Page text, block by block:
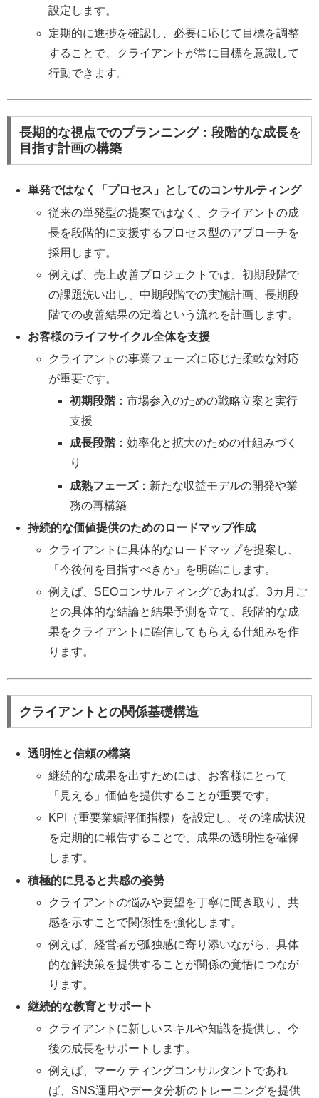
設定します。
定期的に進捗を確認し、必要に応じて目標を調整
することで、クライアントが常に目標を意識して
行動できます。
長期的な視点でのプランニング：段階的な成長を
目指す計画の構築
単発ではなく「プロセス」としてのコンサルティング
従来の単発型の提案ではなく、クライアントの成
長を段階的に支援するプロセス型のアプローチを
採用します。
例えば、売上改善プロジェクトでは、初期段階で
の課題洗い出し、中期段階での実施計画、長期段
階での改善結果の定着という流れを計画します。
お客様のライフサイクル全体を支援
クライアントの事業フェーズに応じた柔軟な対応
が重要です。
初期段階：市場参入のための戦略立案と実行
支援
成長段階：効率化と拡大のための仕組みづく
り
成熟フェーズ：新たな収益モデルの開発や業
務の再構築
持続的な価値提供のためのロードマップ作成
クライアントに具体的なロードマップを提案し、
「今後何を目指すべきか」を明確にします。
例えば、SEOコンサルティングであれば、3カ月ご
との具体的な結論と結果予測を立て、段階的な成
果をクライアントに確信してもらえる仕組みを作
ります。
クライアントとの関係基礎構造
透明性と信頼の構築
継続的な成果を出すためには、お客様にとって
「見える」価値を提供することが重要です。
KPI（重要業績評価指標）を設定し、その達成状況
を定期的に報告することで、成果の透明性を確保
します。
積極的に見ると共感の姿勢
クライアントの悩みや要望を丁寧に聞き取り、共
感を示すことで関係性を強化します。
例えば、経営者が孤独感に寄り添いながら、具体
的な解決策を提供することが関係の覚悟につなが
ります。
継続的な教育とサポート
クライアントに新しいスキルや知識を提供し、今
後の成長をサポートします。
例えば、マーケティングコンサルタントであれ
ば、SNS運用やデータ分析のトレーニングを提供